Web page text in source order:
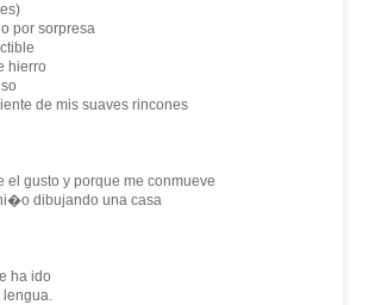
por sorpresa
hierro
de mis suaves rincones
el gusto y porque me conmueve
dibujando una casa
ha ido
lengua.